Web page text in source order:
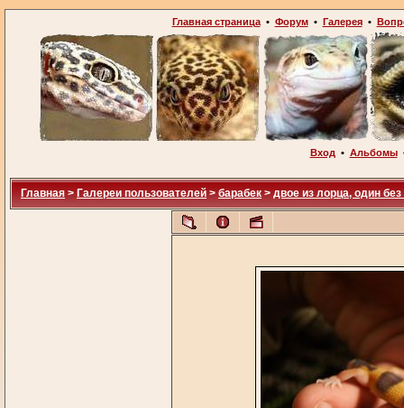
Главная страница• Форум• Галерея•
Вход • Альбомы
Главная > Галереи пользователей > барабек > двое из лорца, один без